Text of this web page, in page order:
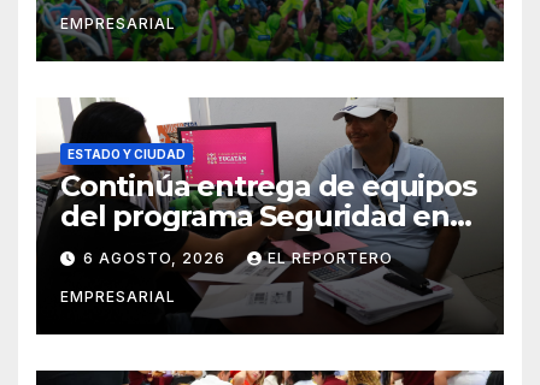
social del delito
EMPRESARIAL
ESTADO Y CIUDAD
Continúa entrega de equipos
del programa Seguridad en
el Mar
6 AGOSTO, 2026 EL REPORTERO
EMPRESARIAL